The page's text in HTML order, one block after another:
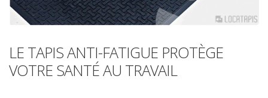
LE TAPIS ANTI-FATIGUE PROTÈGE
VOTRE SANTÉ AU TRAVAIL